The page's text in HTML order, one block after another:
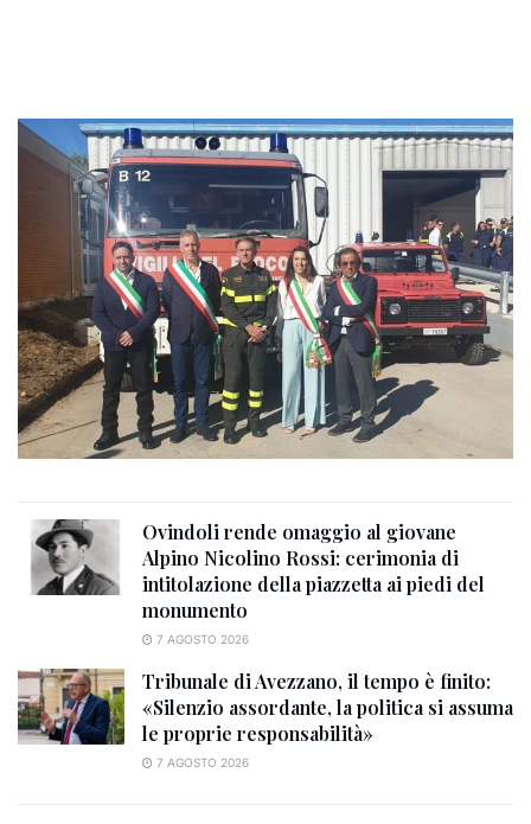
Ovindoli rende omaggio al giovane
Alpino Nicolino Rossi: cerimonia di
intitolazione della piazzetta ai piedi del
monumento
7 AGOSTO 2026
Tribunale di Avezzano, il tempo è finito:
«Silenzio assordante, la politica si assuma
le proprie responsabilità»
7 AGOSTO 2026